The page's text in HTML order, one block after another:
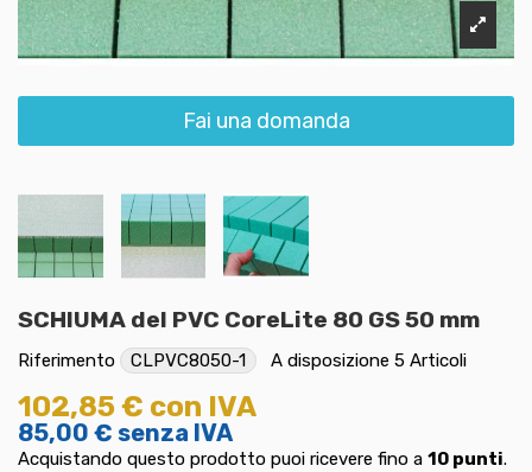
Fai una domanda
SCHIUMA del PVC CoreLite 80 GS 50 mm
Riferimento CLPVC8050-1 A disposizione 5 Articoli
102,85 € con IVA
85,00 € senza IVA
Acquistando questo prodotto puoi ricevere fino a 10 punti.